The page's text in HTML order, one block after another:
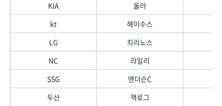
KIA
올러
kt
헤이수스
LG
치리노스
NC
라일리
SSG
앤더슨C
두산
잭로그